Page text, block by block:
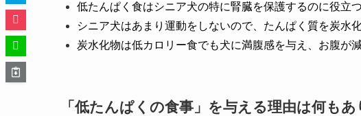
低たんぱく食はシニア犬の特に腎臓を保護するのに役立つ
シニア犬はあまり運動をしないので、たんぱく質を炭水
炭水化物は低カロリー食でも犬に満腹感を与え、お腹が
「低たんぱくの食事」を与える理由は何も